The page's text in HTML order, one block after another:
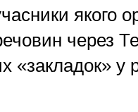
якого
через
«закладок» у